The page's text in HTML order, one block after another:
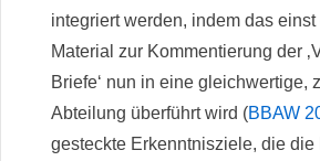
integriert werden, indem das
Material zur Kommentierung der
Briefe‘ nun in eine gleichwertige,
Abteilung überführt wird (BBAW
gesteckte Erkenntnisziele, die die